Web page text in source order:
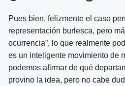
Pues bien, felizmente el caso
representación burlesca, pero
ocurrencia”, lo que realmente
es un inteligente movimiento de
podemos afirmar de qué
provino la idea, pero no cabe